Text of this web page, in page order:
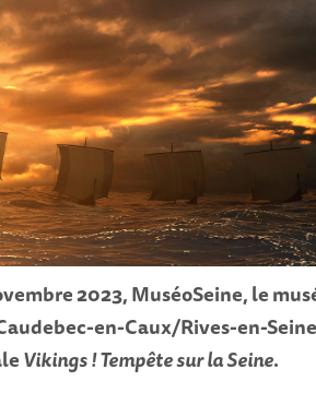
2023, MuséoSeine, le
en-Caux/Rives-en-
Vikings ! Tempête sur la Seine.